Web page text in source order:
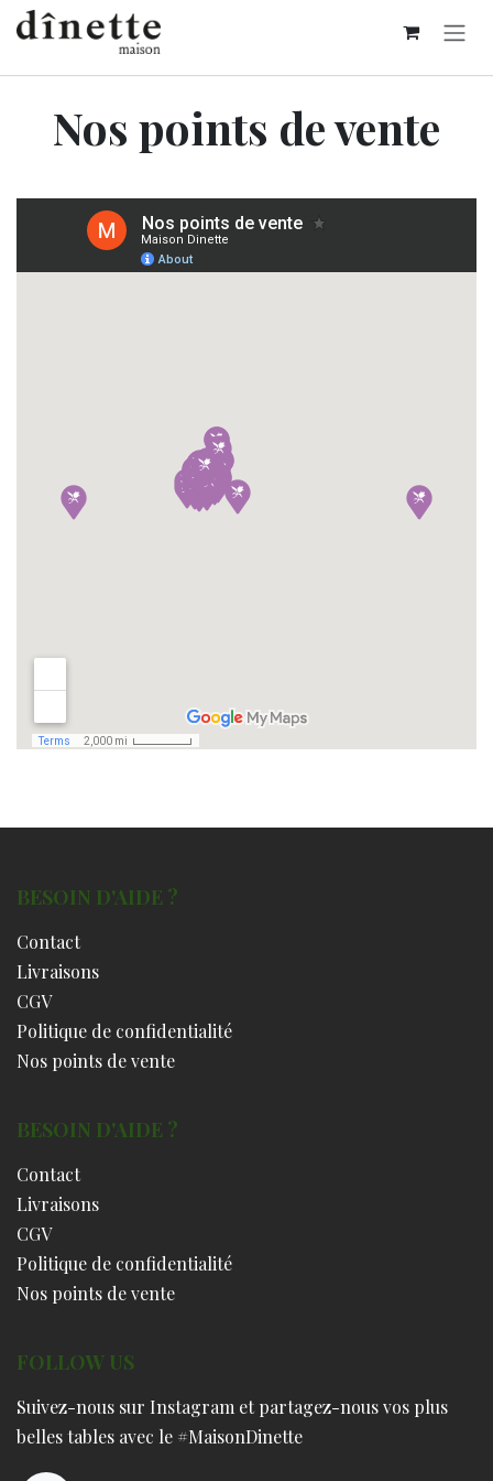
Se rendre au contenu
Nos points de vente
BESOIN D'AIDE ?
Contact
Livraisons
CGV
Politique de confidentialité
Nos points de vente
BESOIN D'AIDE ?
Contact
Livraisons
CGV
Politique de confidentialité
Nos points de vente
FOLLOW US
Suivez-nous sur Instagram et partagez-nous vos plus
belles tables avec le #MaisonDinette